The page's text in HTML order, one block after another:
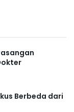
Berbeda dari